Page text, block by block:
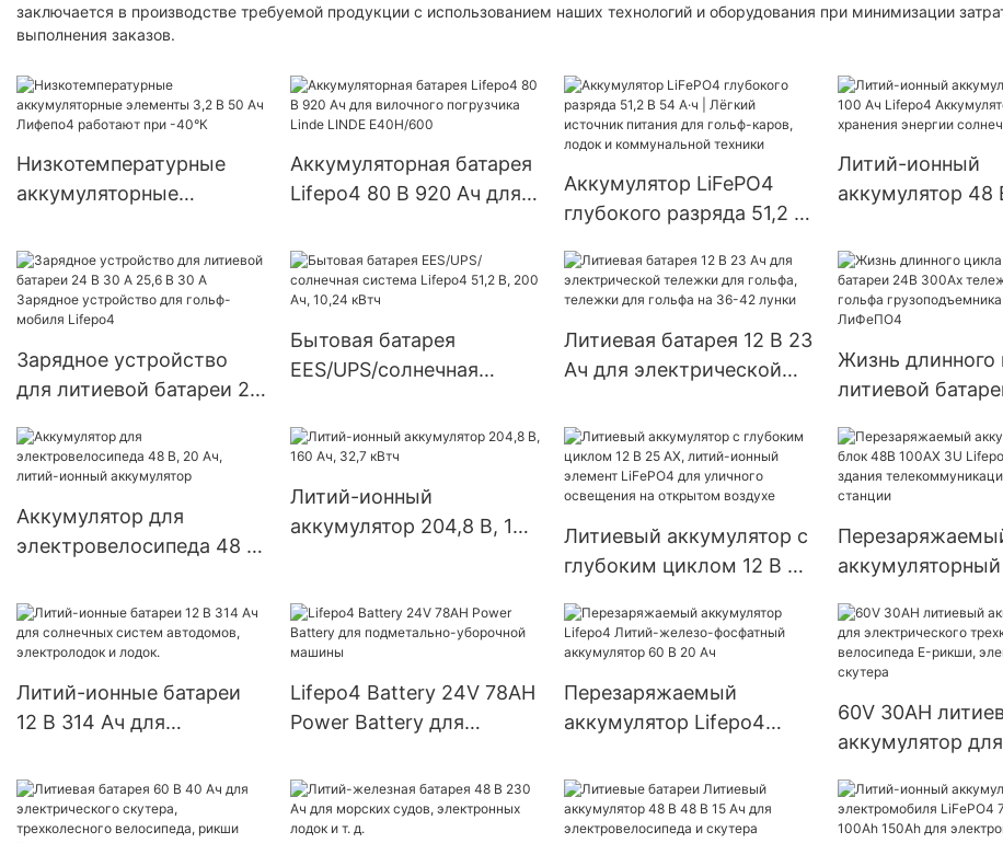
заключается в производстве требуемой продукции с использованием наших технологий и оборудования при минимизации
выполнения заказов.
Низкотемпературные
аккумуляторные
Лифепо4 работают при
-40°К
Аккумуляторная батарея
Lifepo4 80 В 920 Ач для
Linde LINDE E40H/600
Аккумулятор LiFePO4
глубокого разряда 51,2 В
питания для гольф-каров,
лодок и коммунальной
техники
Литий-ионный
аккумулятор 48
для хранения
солнечной
Зарядное устройство
для литиевой батареи 24
Зарядное устройство
для гольф-мобиля
Lifepo4
Бытовая батарея
EES/UPS/солнечная
200 Ач, 10,24 кВтч
Литиевая батарея 12 В 23
Ач для электрической
тележки для гольфа на
36-42 лунки
Жизнь длинного
литиевой
гольфа
ИП65 ЛиФеПО4
Аккумулятор для
электровелосипеда 48 В,
аккумулятор
Литий-ионный
аккумулятор 204,8 В, 160
Литиевый аккумулятор с
глубоким циклом 12 В 25
элемент LiFePO4 для
уличного освещения на
открытом воздухе
для ИБП, здания
станции
Литий-ионные батареи
12 В 314 Ач для
автодомов,
электролодок и лодок.
Lifepo4 Battery 24V 78AH
Power Battery для
машины
Перезаряжаемый
аккумулятор Lifepo4
фосфатный аккумулятор
60 В 20 Ач
60V 30AH
аккумулятор для
трехколесного
велосипеда E-